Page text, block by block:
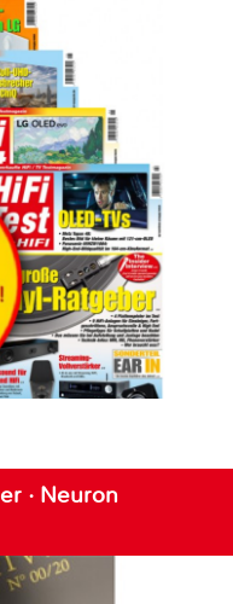
· Neuron